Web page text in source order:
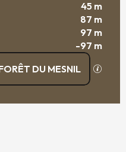
45 m
87 m
97 m
-97 m
DU MESNIL